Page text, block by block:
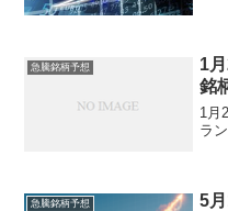
急騰銘柄予想
1
銘
1月
ラ
急騰銘柄予想
5